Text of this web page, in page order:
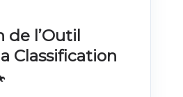
de l’Outil
Classification